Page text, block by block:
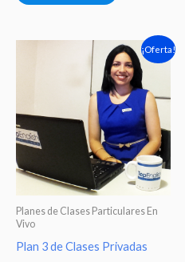
¡Oferta!
Planes de Clases Particulares En
Vivo
Plan 3 de Clases Privadas
original
$300.00.
precio
actual
es:
$205.00.